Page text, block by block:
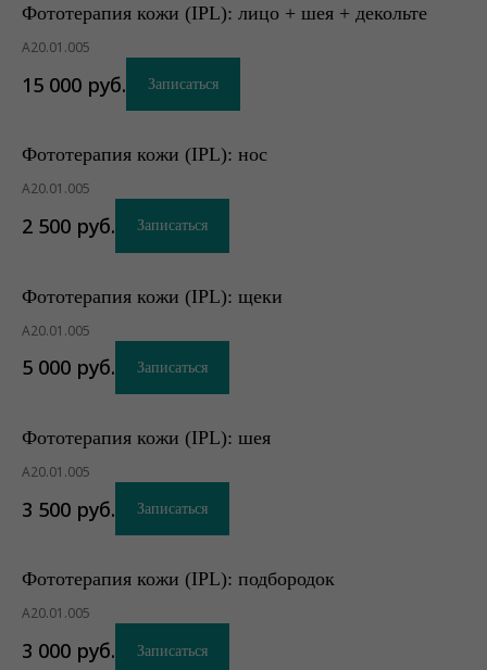
Фототерапия кожи (IPL): лицо + шея + декольте
А20.01.005
15 000 руб. Записаться
Фототерапия кожи (IPL): нос
А20.01.005
2 500 руб. Записаться
Фототерапия кожи (IPL): щеки
А20.01.005
5 000 руб. Записаться
Фототерапия кожи (IPL): шея
А20.01.005
3 500 руб. Записаться
Фототерапия кожи (IPL): подбородок
А20.01.005
3 000 руб. Записаться